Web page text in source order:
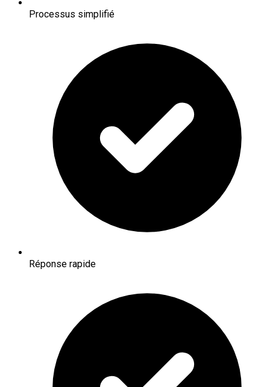
Processus simplifié
Réponse rapide